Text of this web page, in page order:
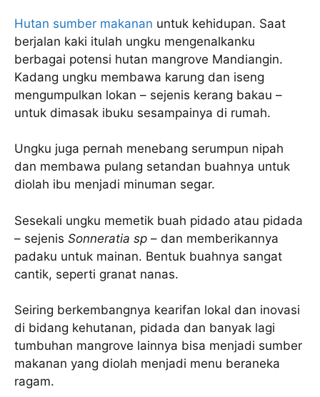
Hutan sumber makanan untuk kehidupan. Saat
berjalan kaki itulah ungku mengenalkanku
berbagai potensi hutan mangrove Mandiangin.
Kadang ungku membawa karung dan iseng
mengumpulkan lokan – sejenis kerang bakau –
untuk dimasak ibuku sesampainya di rumah.
Ungku juga pernah menebang serumpun nipah
dan membawa pulang setandan buahnya untuk
diolah ibu menjadi minuman segar.
Sesekali ungku memetik buah pidado atau pidada
– sejenis Sonneratia sp – dan memberikannya
padaku untuk mainan. Bentuk buahnya sangat
cantik, seperti granat nanas.
Seiring berkembangnya kearifan lokal dan inovasi
di bidang kehutanan, pidada dan banyak lagi
tumbuhan mangrove lainnya bisa menjadi sumber
makanan yang diolah menjadi menu beraneka
ragam.